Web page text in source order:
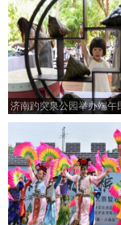
济南趵突泉公园举办端午